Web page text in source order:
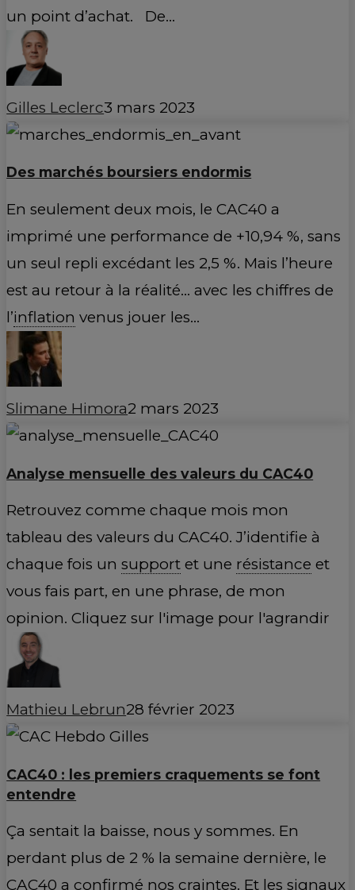
un point d’achat. De…
Gilles Leclerc3 mars 2023
Des marchés boursiers endormis
En seulement deux mois, le CAC40 a
imprimé une performance de +10,94 %, sans
un seul repli excédant les 2,5 %. Mais l’heure
est au retour à la réalité… avec les chiffres de
l’inflation venus jouer les…
Slimane Himora2 mars 2023
Analyse mensuelle des valeurs du CAC40
Retrouvez comme chaque mois mon
tableau des valeurs du CAC40. J’identifie à
chaque fois unsupport et une résistance et
vous fais part, en une phrase, de mon
opinion. Cliquez sur l'image pour l'agrandir
Mathieu Lebrun28 février 2023
CAC40 : les premiers craquements se font
entendre
Ça sentait la baisse, nous y sommes. En
perdant plus de 2 % la semaine dernière, le
CAC40 a confirmé nos craintes. Et les signaux